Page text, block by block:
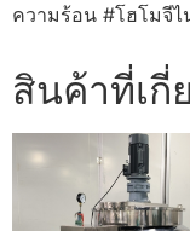
ความร้อน #โฮโมจีไ
สินค้าที่เกี่